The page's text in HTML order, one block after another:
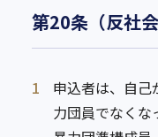
第20条（反社
1
申込者は、自
力団員でなくな